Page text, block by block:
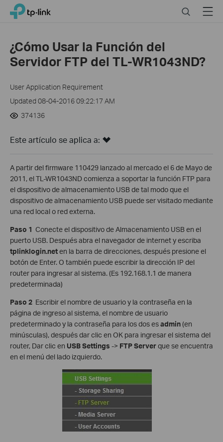
Click
navigation
TP-Link, Reliably Smart SearchMenu
¿Cómo Usar la Función del
Servidor FTP del TL-WR1043ND?
User Application Requirement
Updated 08-04-2016 09:22:17 AM
374136
Este artículo se aplica a:
A partir del firmware 110429 lanzado al mercado el 6 de Mayo de
2011, el TL-WR1043ND comienza a soportar la función FTP para
el dispositivo de almacenamiento USB de tal modo que el
dispositivo de almacenamiento USB puede ser visitado mediante
una red local o red externa.
Paso 1 Conecte el dispositivo de Almacenamiento USB en el
puerto USB. Después abra el navegador de internet y escriba
tplinklogin.neten la barra de direcciones, después presione el
botón de Enter. O también puede escribir la dirección IP del
router para ingresar al sistema. (Es 192.168.1.1 de manera
predeterminada)
Paso 2 Escribir el nombre de usuario y la contraseña en la
página de ingreso al sistema, el nombre de usuario
predeterminado y la contraseña para los dos esadmin(en
minúsculas), después dar clic en OK para ingresar el sistema del
router, Dar clic en USB Settings -> FTP Serverque se encuentra
en el menú del lado izquierdo.